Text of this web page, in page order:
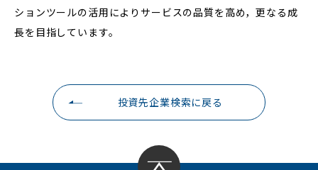
ションツールの活用によりサービスの品質を高め，更なる成
長を目指しています。
投資先企業検索に戻る